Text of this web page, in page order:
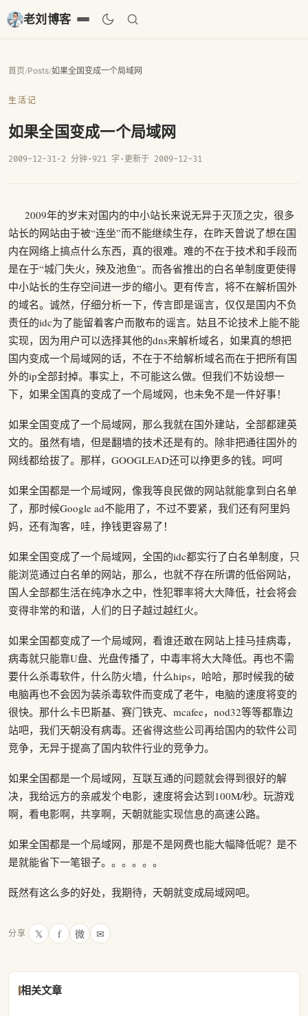
老刘博客
首页/Posts/如果全国变成一个局域网
生活记
如果全国变成一个局域网
2009-12-31· 2 分钟· 921 字 · 更新于 2009-12-31
2009年的岁末对国内的中小站长来说无异于灭顶之灾，很多
站长的网站由于被“连坐”而不能继续生存，在昨天曾说了想在国
内在网络上搞点什么东西，真的很难。难的不在于技术和手段而
是在于“城门失火，殃及池鱼”。而各省推出的白名单制度更使得
中小站长的生存空间进一步的缩小。更有传言，将不在解析国外
的域名。诚然，仔细分析一下，传言即是谣言，仅仅是国内不负
责任的idc为了能留着客户而散布的谣言。姑且不论技术上能不能
实现，因为用户可以选择其他的dns来解析域名，如果真的想把
国内变成一个局域网的话，不在于不给解析域名而在于把所有国
外的ip全部封掉。事实上，不可能这么做。但我们不妨设想一
下，如果全国真的变成了一个局域网，也未免不是一件好事！
如果全国变成了一个局域网，那么我就在国外建站，全部都建英
文的。虽然有墙，但是翻墙的技术还是有的。除非把通往国外的
网线都给拔了。那样，GOOGLEAD还可以挣更多的钱。呵呵
如果全国都是一个局域网，像我等良民做的网站就能拿到白名单
了，那时候Google ad不能用了，不过不要紧，我们还有阿里妈
妈，还有淘客，哇，挣钱更容易了！
如果全国变成了一个局域网，全国的idc都实行了白名单制度，只
能浏览通过白名单的网站，那么，也就不存在所谓的低俗网站，
国人全部都生活在纯净水之中，性犯罪率将大大降低，社会将会
变得非常的和谐，人们的日子越过越红火。
如果全国都变成了一个局域网，看谁还敢在网站上挂马挂病毒，
病毒就只能靠U盘、光盘传播了，中毒率将大大降低。再也不需
要什么杀毒软件，什么防火墙，什么hips，哈哈，那时候我的破
电脑再也不会因为装杀毒软件而变成了老牛，电脑的速度将变的
很快。那什么卡巴斯基、赛门铁克、mcafee，nod32等等都靠边
站吧，我们天朝没有病毒。还省得这些公司再给国内的软件公司
竞争，无异于提高了国内软件行业的竞争力。
如果全国都是一个局域网，互联互通的问题就会得到很好的解
决，我给远方的亲戚发个电影，速度将会达到100M/秒。玩游戏
啊，看电影啊，共享啊，天朝就能实现信息的高速公路。
如果全国都是一个局域网，那是不是网费也能大幅降低呢？是不
是就能省下一笔银子。。。。。。
既然有这么多的好处，我期待，天朝就变成局域网吧。
分享 𝕏 f 微 ✉
相关文章